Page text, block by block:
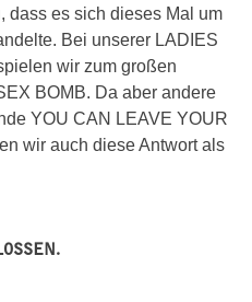
dass es sich dieses Mal um
Bei unserer LADIES
wir zum großen
BOMB. Da aber andere
YOU CAN LEAVE YOUR
wir auch diese Antwort als